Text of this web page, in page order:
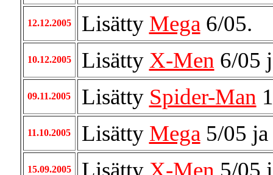
12.12.2005 Lisätty Mega 6/05.
10.12.2005 Lisätty X-Men 6/05
09.11.2005 Lisätty Spider-Man
11.10.2005 Lisätty Mega 5/05 ja
15.09.2005 Lisätty X-Men 5/05